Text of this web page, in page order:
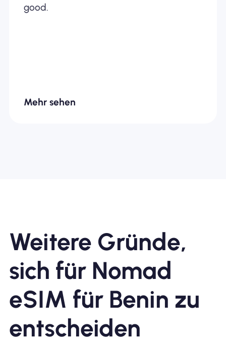
good.
Mehr sehen
Weitere Gründe,
sich für Nomad
eSIM für Benin zu
entscheiden